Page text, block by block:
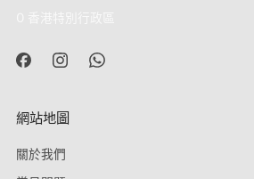
網站地圖
關於我們